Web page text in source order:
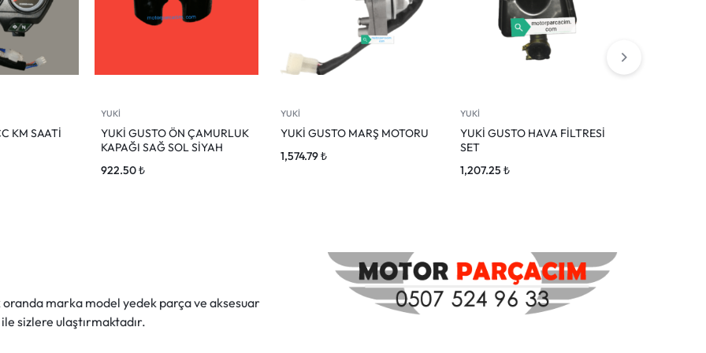
KM SAATİ
YUKİ
YUKİ GUSTO ÖN ÇAMURLUK
KAPAĞI SAĞ SOL SİYAH
922.50₺
YUKİ
YUKİ GUSTO MARŞ MOTORU
1,574.79₺
YUKİ
YUKİ GUSTO HAVA FİLTRESİ
SET
1,207.25 ₺
marka model yedek parça ve aksesuar
sizlere ulaştırmaktadır.